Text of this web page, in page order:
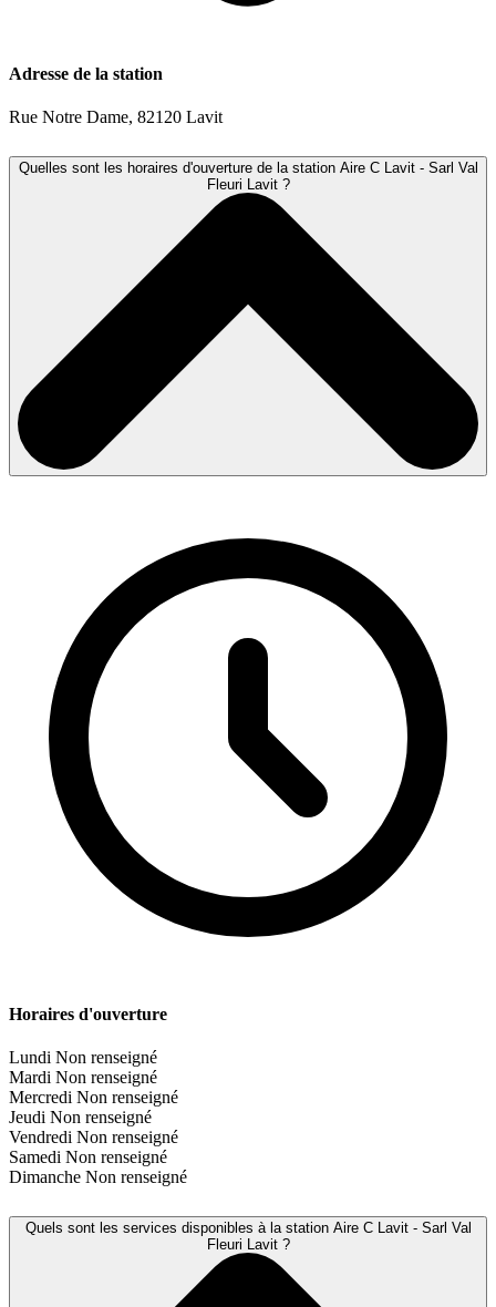
Adresse de la station
Rue Notre Dame, 82120 Lavit
Quelles sont les horaires d'ouverture de la station Aire C Lavit - Sarl Val
Fleuri Lavit ?
Horaires d'ouverture
Lundi Non renseigné
Mardi Non renseigné
Mercredi Non renseigné
Jeudi Non renseigné
Vendredi Non renseigné
Samedi Non renseigné
Dimanche Non renseigné
Quels sont les services disponibles à la station Aire C Lavit - Sarl Val
Fleuri Lavit ?